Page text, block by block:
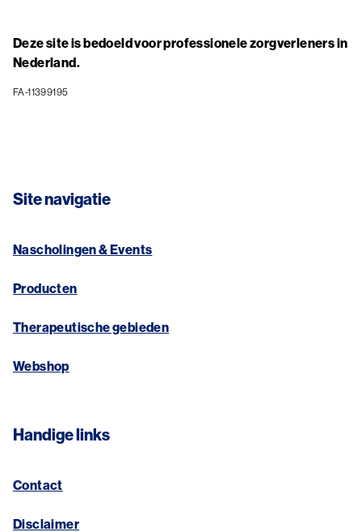
Deze site is bedoeld voor professionele zorgverleners in
Nederland.
FA-11399195
Site navigatie
Nascholingen & Events
Producten
Therapeutische gebieden
Webshop
Handige links
Contact
Disclaimer